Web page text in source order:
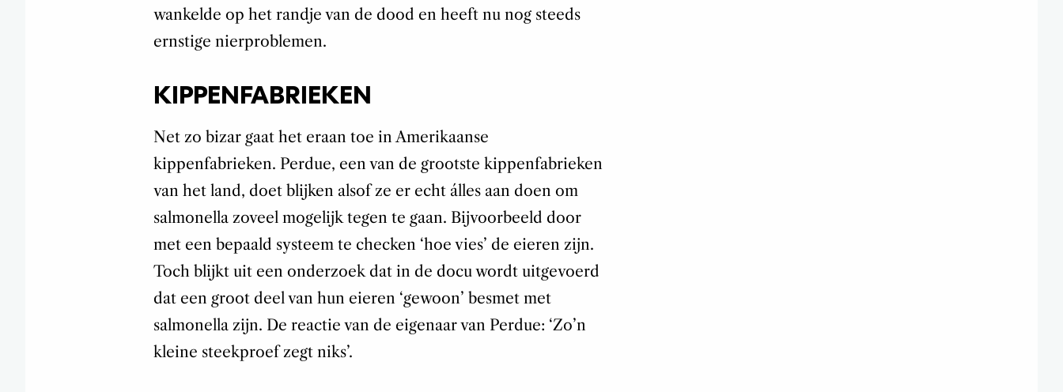
wankelde op het randje van de dood en heeft nu nog steeds
ernstige nierproblemen.
KIPPENFABRIEKEN
Net zo bizar gaat het eraan toe in Amerikaanse
kippenfabrieken. Perdue, een van de grootste kippenfabrieken
van het land, doet blijken alsof ze er echt álles aan doen om
salmonella zoveel mogelijk tegen te gaan. Bijvoorbeeld door
met een bepaald systeem te checken ‘hoe vies’ de eieren zijn.
Toch blijkt uit een onderzoek dat in de docu wordt uitgevoerd
dat een groot deel van hun eieren ‘gewoon’ besmet met
salmonella zijn. De reactie van de eigenaar van Perdue: ‘Zo’n
kleine steekproef zegt niks’.